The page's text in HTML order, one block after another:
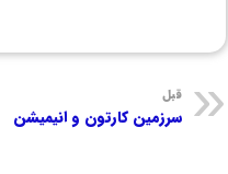
قبل
سرزمین کارتون و انیمیشن